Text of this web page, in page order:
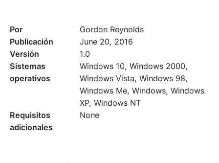
Por
Gordon Reynolds
Publicación
June 20, 2016
Versión
1.0
Sistemas
operativos
Windows 10, Windows 2000,
Windows Vista, Windows 98,
Windows Me, Windows, Windows
XP, Windows NT
Requisitos
adicionales
None